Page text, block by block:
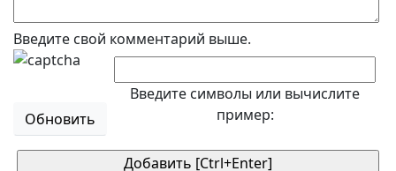
Введите свой комментарий выше.
Обновить
Введите символы или вычислите
пример: